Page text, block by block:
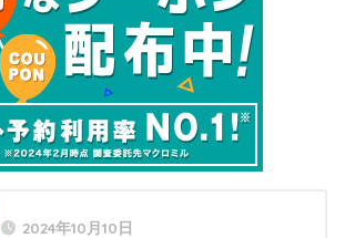
2024年10月10日